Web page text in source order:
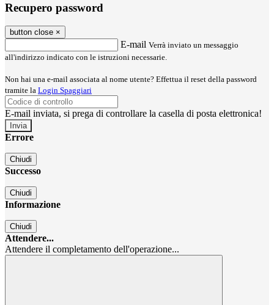
Recupero password
button close ×
E-mail Verrà inviato un messaggio
all'indirizzo indicato con le istruzioni necessarie.
Non hai una e-mail associata al nome utente? Effettua il reset della password
tramite la Login Spaggiari
E-mail inviata, si prega di controllare la casella di posta elettronica!
Errore
Chiudi
Successo
Chiudi
Informazione
Chiudi
Attendere...
Attendere il completamento dell'operazione...